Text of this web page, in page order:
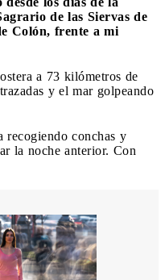
de las Siervas de
Colón, frente a mi
a 73 kilómetros de
y el mar golpeando
recogiendo conchas y
la noche anterior. Con